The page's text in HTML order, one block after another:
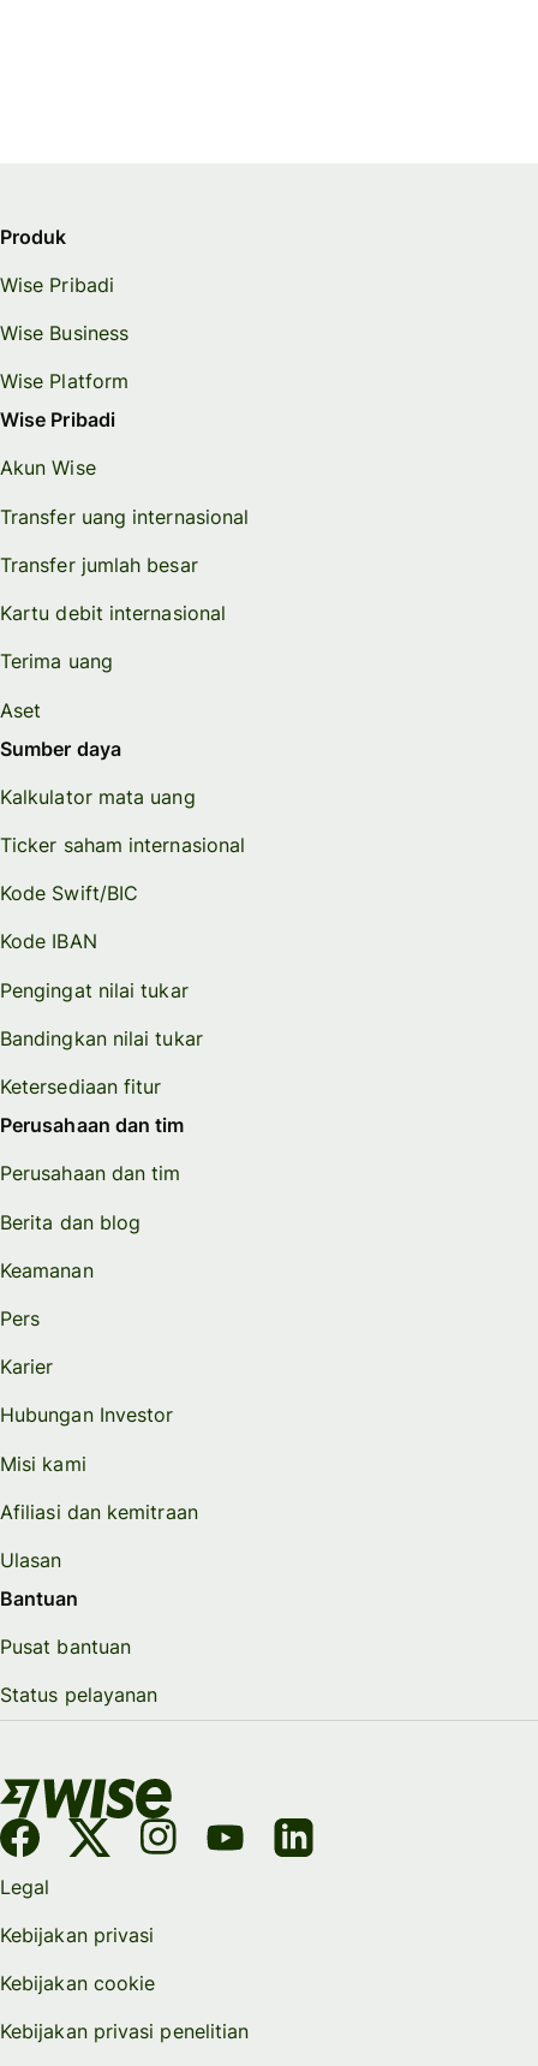
Produk
Wise Pribadi
Wise Business
Wise Platform
Wise Pribadi
Akun Wise
Transfer uang internasional
Transfer jumlah besar
Kartu debit internasional
Terima uang
Aset
Sumber daya
Kalkulator mata uang
Ticker saham internasional
Kode Swift/BIC
Kode IBAN
Pengingat nilai tukar
Bandingkan nilai tukar
Ketersediaan fitur
Perusahaan dan tim
Perusahaan dan tim
Berita dan blog
Keamanan
Pers
Karier
Hubungan Investor
Misi kami
Afiliasi dan kemitraan
Ulasan
Bantuan
Pusat bantuan
Status pelayanan
Legal
Kebijakan privasi
Kebijakan cookie
Kebijakan privasi penelitian